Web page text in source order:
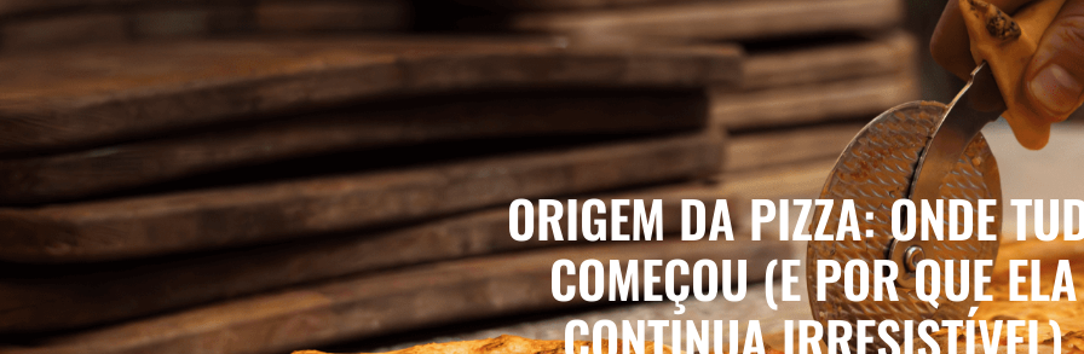
ORIGEM DA PIZZA: ONDE
COMEÇOU (E POR QUE ELA
CONTINUA IRRESISTÍVEL)